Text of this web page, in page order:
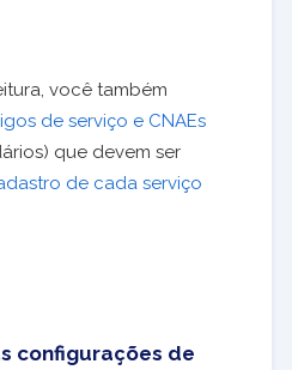
você também
de serviço e CNAEs
que devem ser
de cada serviço
configurações de